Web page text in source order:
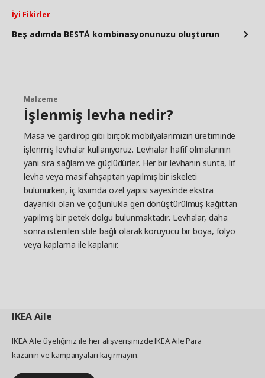
İyi Fikirler
Beş adımda BESTÅ kombinasyonunuzu oluşturun
Malzeme
İşlenmiş levha nedir?
Masa ve gardırop gibi birçok mobilyalarımızın üretiminde
işlenmiş levhalar kullanıyoruz. Levhalar hafif olmalarının
yanı sıra sağlam ve güçlüdürler. Her bir levhanın sunta, lif
levha veya masif ahşaptan yapılmış bir iskeleti
bulunurken, iç kısımda özel yapısı sayesinde ekstra
dayanıklı olan ve çoğunlukla geri dönüştürülmüş kağıttan
yapılmış bir petek dolgu bulunmaktadır. Levhalar, daha
sonra istenilen stile bağlı olarak koruyucu bir boya, folyo
veya kaplama ile kaplanır.
IKEAAile
IKEA Aile üyeliğiniz ile her alışverişinizde IKEA Aile Para
kazanın ve kampanyaları kaçırmayın.